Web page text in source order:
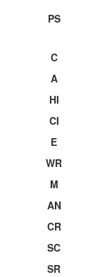
PS
C
A
HI
CI
E
WR
M
AN
CR
SC
SR